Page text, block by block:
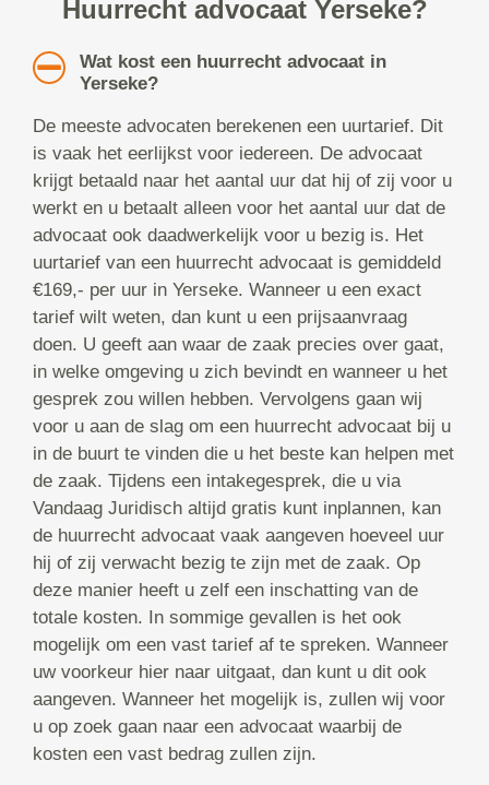
Huurrecht advocaat Yerseke?
Wat kost een huurrecht advocaat in
Yerseke?
De meeste advocaten berekenen een uurtarief. Dit
is vaak het eerlijkst voor iedereen. De advocaat
krijgt betaald naar het aantal uur dat hij of zij voor u
werkt en u betaalt alleen voor het aantal uur dat de
advocaat ook daadwerkelijk voor u bezig is. Het
uurtarief van een huurrecht advocaat is gemiddeld
€169,- per uur in Yerseke. Wanneer u een exact
tarief wilt weten, dan kunt u een prijsaanvraag
doen. U geeft aan waar de zaak precies over gaat,
in welke omgeving u zich bevindt en wanneer u het
gesprek zou willen hebben. Vervolgens gaan wij
voor u aan de slag om een huurrecht advocaat bij u
in de buurt te vinden die u het beste kan helpen met
de zaak. Tijdens een intakegesprek, die u via
Vandaag Juridisch altijd gratis kunt inplannen, kan
de huurrecht advocaat vaak aangeven hoeveel uur
hij of zij verwacht bezig te zijn met de zaak. Op
deze manier heeft u zelf een inschatting van de
totale kosten. In sommige gevallen is het ook
mogelijk om een vast tarief af te spreken. Wanneer
uw voorkeur hier naar uitgaat, dan kunt u dit ook
aangeven. Wanneer het mogelijk is, zullen wij voor
u op zoek gaan naar een advocaat waarbij de
kosten een vast bedrag zullen zijn.